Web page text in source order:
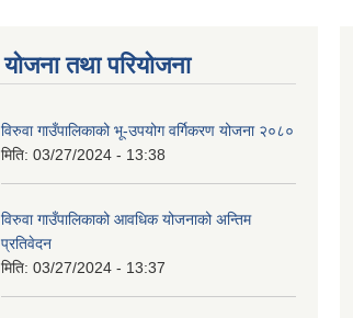
योजना तथा परियोजना
विरुवा गाउँपालिकाको भू-उपयोग वर्गिकरण योजना २०८०
मिति: 03/27/2024 - 13:38
विरुवा गाउँपालिकाको आवधिक योजनाको अन्तिम
प्रतिवेदन
मिति: 03/27/2024 - 13:37